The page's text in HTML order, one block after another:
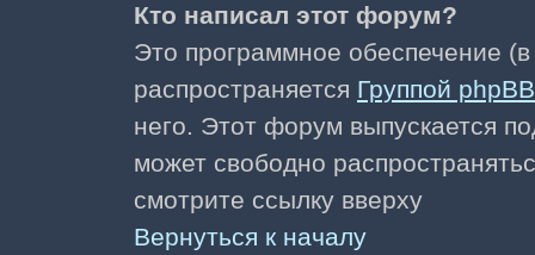
Кто написал этот форум?
Это программное обеспечение
распространяется Группой phpBB
него. Этот форум выпускается
может свободно
смотрите ссылку вверху
Вернуться к началу